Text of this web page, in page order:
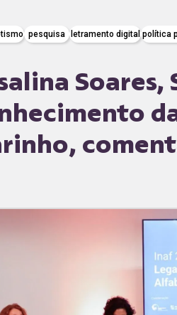
pesquisa letramento digital política